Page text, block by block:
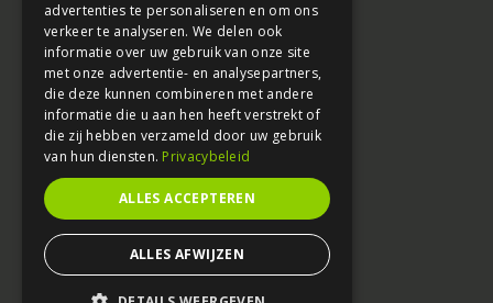
advertenties te personaliseren en om ons
verkeer te analyseren. We delen ook
informatie over uw gebruik van onze site
met onze advertentie- en analysepartners,
die deze kunnen combineren met andere
informatie die u aan hen heeft verstrekt of
die zij hebben verzameld door uw gebruik
van hun diensten. Privacybeleid
ALLES ACCEPTEREN
ALLES AFWIJZEN